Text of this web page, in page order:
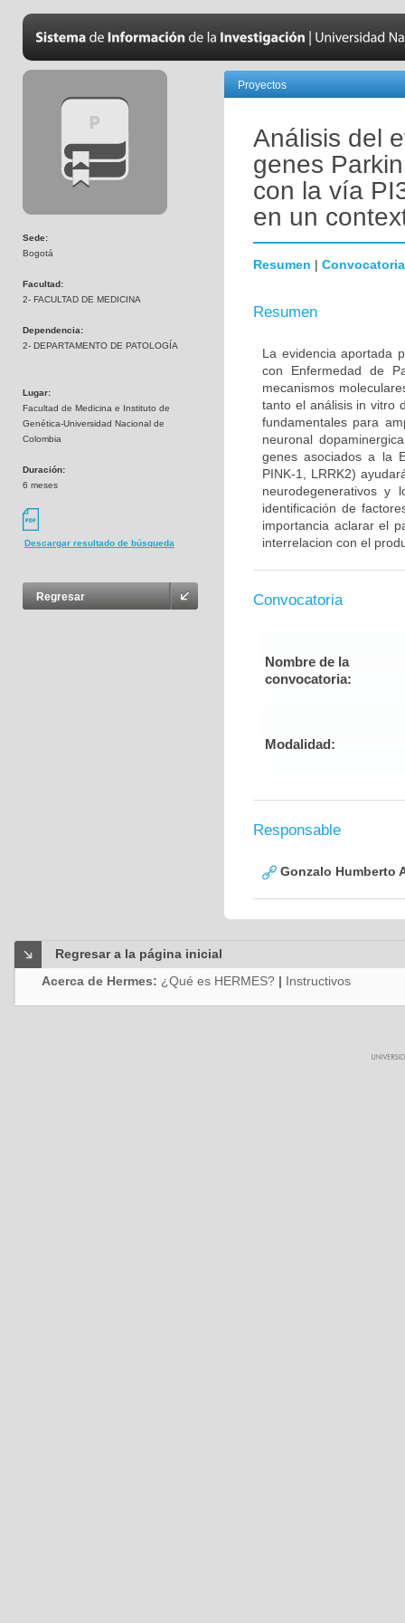
Sede:
Bogotá
Facultad:
2- FACULTAD DE MEDICINA
Dependencia:
2- DEPARTAMENTO DE PATOLOGÍA
Lugar:
Facultad de Medicina e Instituto de
Genética-Universidad Nacional de
Colombia
Duración:
6 meses
Descargar resultado de búsqueda
Regresar
Proyectos
Análisis del
genes
con la vía
en un
Resumen | Convocatoria
Resumen
La evidencia aportada
con Enfermedad de
mecanismos
tanto el análisis in vitro
fundamentales para
neuronal
genes asociados a la
PINK-1, LRRK2)
neurodegenerativos y
identificación de
importancia aclarar el
interrelacion con el
Convocatoria
Nombre de la
convocatoria:
Modalidad:
Responsable
Gonzalo Humberto
Regresar a la página inicial
Acerca de Hermes: ¿Qué es HERMES? | Instructivos